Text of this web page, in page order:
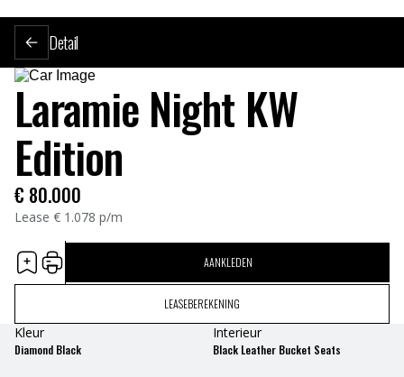
Detail
Laramie Night KW
Edition
€ 80.000
Lease € 1.078 p/m
AANKLEDEN
LEASEBEREKENING
Kleur
Diamond Black
Interieur
Black Leather Bucket Seats